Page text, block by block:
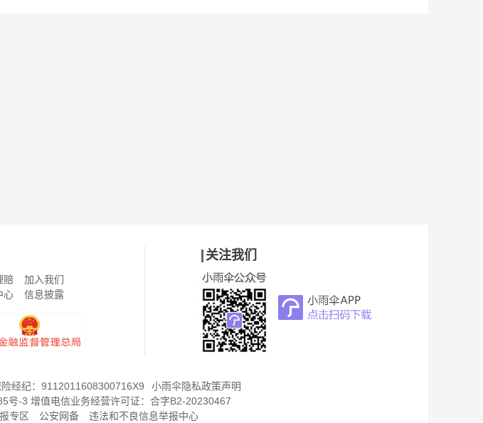
赔
加入我们
心 信息披露
关注我们
经纪：9112011608300716X9
小雨伞隐私政策声明
号-3 增值电信业务经营许可证： 合字B2-20230467
专区 公安网备 违法和不良信息举报中心